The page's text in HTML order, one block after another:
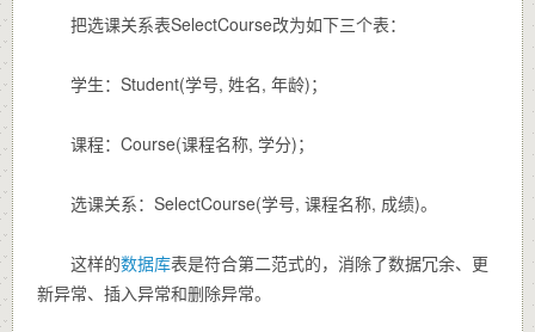
把选课关系表SelectCourse改为如下三个表：
学生：Student(学号, 姓名, 年龄)；
课程：Course(课程名称, 学分)；
选课关系：SelectCourse(学号, 课程名称, 成绩)。
这样的数据库表是符合第二范式的，消除了数据冗余、更
新异常、插入异常和删除异常。